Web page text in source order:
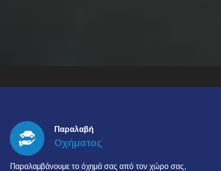
Παραλαβή
Οχήματος
Παραλαμβάνουμε το όχημά σας από τον χώρο σας,